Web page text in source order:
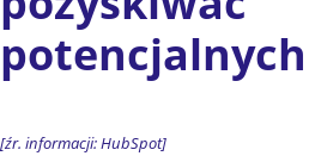
[źr. informacji: HubSpot]